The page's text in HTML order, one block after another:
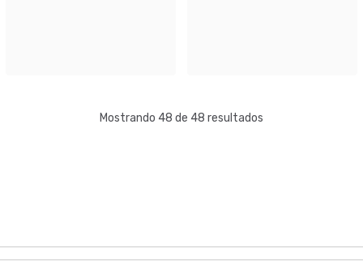
Mostrando 48 de 48 resultados